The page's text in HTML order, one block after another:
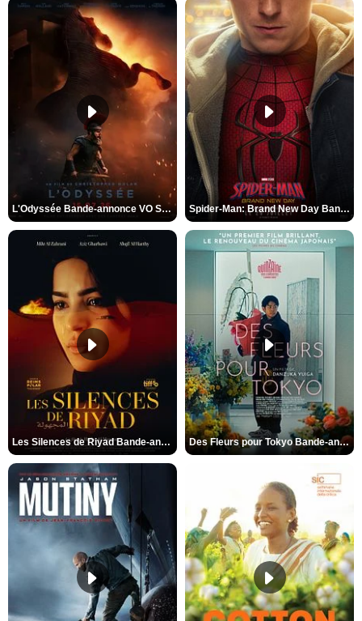
L'Odyssée Bande-annonce VO STFR Spider-Man: Brand New Day Bande-annonce VO STFR
Les Silences de Riyad Bande-annonce VO STFR Des Fleurs pour Tokyo Bande-annonce VO STFR